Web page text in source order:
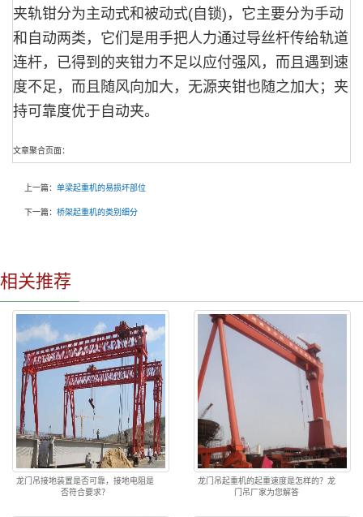
夹轨钳分为主动式和被动式(自锁)，它主要分为手动
和自动两类，它们是用手把人力通过导丝杆传给轨道
连杆，已得到的夹钳力不足以应付强风，而且遇到速
度不足，而且随风向加大，无源夹钳也随之加大；夹
持可靠度优于自动夹。
文章聚合页面：
上一篇： 单梁起重机的易损坏部位
下一篇： 桥架起重机的类别细分
相关推荐
龙门吊接地装置是否可靠，接地电阻是
否符合要求？
龙门吊起重机的起重速度是怎样的？龙
门吊厂家为您解答